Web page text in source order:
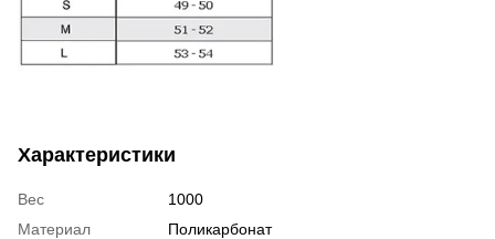
Характеристики
Вес
1000
Материал
Поликарбонат